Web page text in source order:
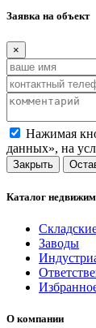
Заявка на объект
×
Нажимая
данных», на
Закрыть
Каталог
Заводы
О компании